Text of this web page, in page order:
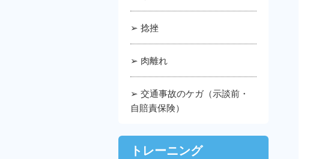
➢ 捻挫
➢ 肉離れ
➢ 交通事故のケガ（示談前・
自賠責保険）
トレーニング